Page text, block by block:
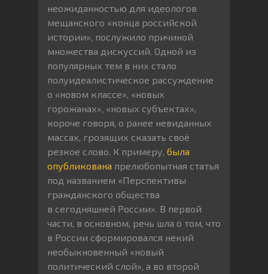
неожиданностью для идеологов
мещанского «конца российской
истории», послужило причиной
множества дискуссий. Одной из
популярных тем в них стало
полуидеалистическое рассуждение
о «новом классе», «новых
горожанах», «новых субъектах»,
короче говоря, о ранее невиданных
массах, грозящих сказать своё
резкое слово. К примеру, была
опубликована прелюбопытная статья
под названием «Перспективы
гражданского общества
в сегодняшней России». В первой
части, в основном, речь шла о том, что
в России сформировался некий
необыкновенный «новый
политический слой», а во второй